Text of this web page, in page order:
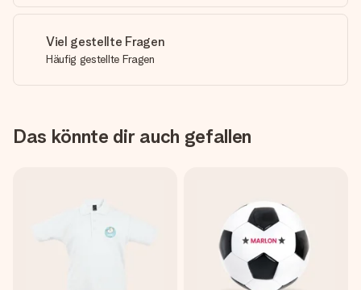
Viel gestellte Fragen
Häufig gestellte Fragen
Das könnte dir auch gefallen